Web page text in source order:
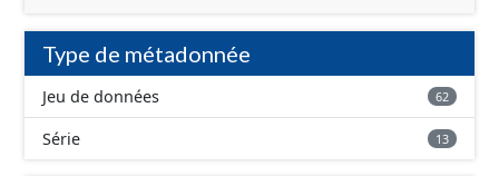
Type de métadonnée
Jeu de données 62
Série 13